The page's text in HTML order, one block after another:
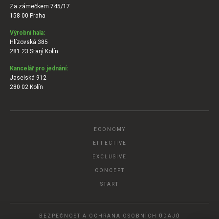
Za zámečkem 745/17
158 00 Praha
Výrobní hala:
Hlízovská 385
281 23 Starý Kolín
Kancelář pro jednání:
Jaselská 912
280 02 Kolín
ECONOMY
EFFECTIVE
EXCLUSIVE
CONCEPT
START
BEZPEČNOST A OCHRANA OSOBNÍCH ÚDAJŮ